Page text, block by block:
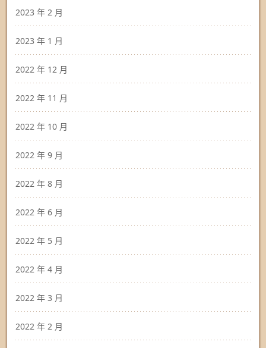
2023 年 2 月
2023 年 1 月
2022 年 12 月
2022 年 11 月
2022 年 10 月
2022 年 9 月
2022 年 8 月
2022 年 6 月
2022 年 5 月
2022 年 4 月
2022 年 3 月
2022 年 2 月